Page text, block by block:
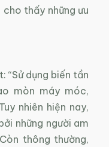
thấy những ưu
“Sử dụng biến tần
mòn máy móc,
nhiên hiện nay,
những người am
thông thường,